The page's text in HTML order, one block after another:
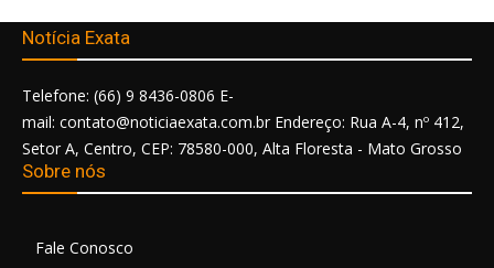
Notícia Exata
Telefone: (66) 9 8436-0806 E-
mail: contato@noticiaexata.com.br Endereço: Rua A-4, nº 412,
Setor A, Centro, CEP: 78580-000, Alta Floresta - Mato Grosso
Sobre nós
Fale Conosco